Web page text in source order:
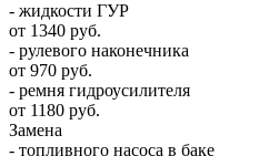
- жидкости ГУР
от 1340 руб.
- рулевого наконечника
от 970 руб.
- ремня гидроусилителя
от 1180 руб.
Замена
- топливного насоса в баке